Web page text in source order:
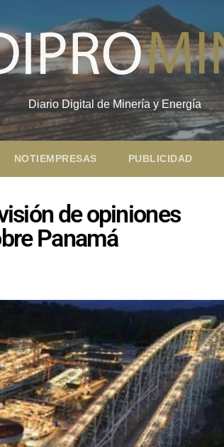
Diario Digital de Minería y Energía
NOTIEMPRESAS PUBLICIDAD
de opiniones
Panamá